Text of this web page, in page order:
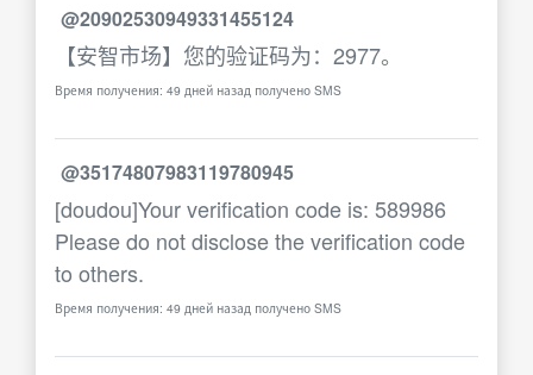
@20902530949331455124
【安智市场】您的验证码为：2977。
Время получения: 49 дней назад получено SMS
@35174807983119780945
[doudou]Your verification code is: 589986
Please do not disclose the verification code
to others.
Время получения: 49 дней назад получено SMS